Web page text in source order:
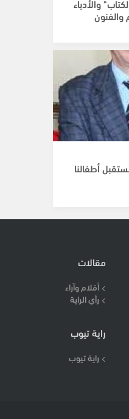
والأدباء
والفنون
أطفالنا
مقالات
أقلام وآراء
رأي الراية
راية تيوب
راية تيوب